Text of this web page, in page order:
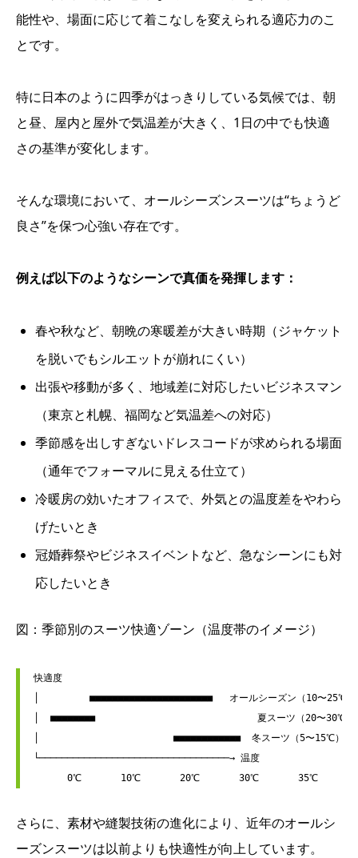
能性や、場面に応じて着こなしを変えられる適応力のこ
とです。
特に日本のように四季がはっきりしている気候では、朝
と昼、屋内と屋外で気温差が大きく、1日の中でも快適
さの基準が変化します。
そんな環境において、オールシーズンスーツは“ちょうど
良さ”を保つ心強い存在です。
例えば以下のようなシーンで真価を発揮します：
春や秋など、朝晩の寒暖差が大きい時期（ジャケット
を脱いでもシルエットが崩れにくい）
出張や移動が多く、地域差に対応したいビジネスマン
（東京と札幌、福岡など気温差への対応）
季節感を出しすぎないドレスコードが求められる場面
（通年でフォーマルに見える仕立て）
冷暖房の効いたオフィスで、外気との温度差をやわら
げたいとき
冠婚葬祭やビジネスイベントなど、急なシーンにも対
応したいとき
図：季節別のスーツ快適ゾーン（温度帯のイメージ）
快適度
│         ■■■■■■■■■■■■■■■■■■■■■■   オールシーズン（10〜25℃）
│  ■■■■■■■■                             夏スーツ（20〜30℃）
│                        ■■■■■■■■■■■■  冬スーツ（5〜15℃）
└──────────────────────────────────→ 温度
さらに、素材や縫製技術の進化により、近年のオールシ
ーズンスーツは以前よりも快適性が向上しています。